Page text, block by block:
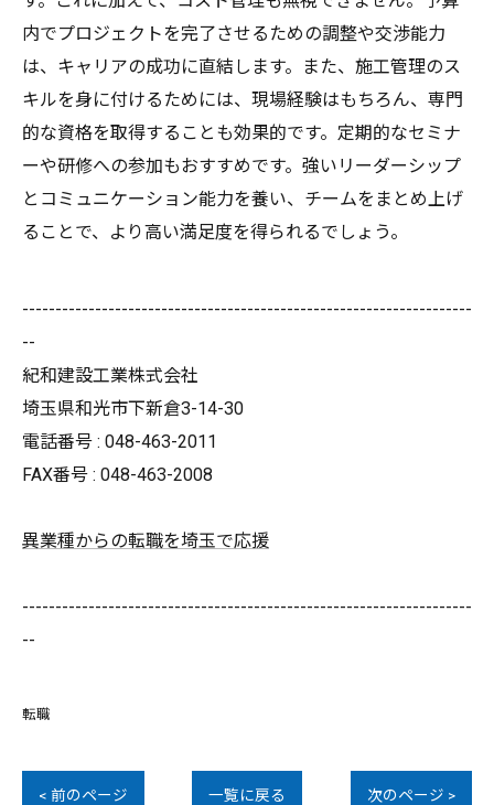
内でプロジェクトを完了させるための調整や交渉能力
は、キャリアの成功に直結します。また、施工管理のス
キルを身に付けるためには、現場経験はもちろん、専門
的な資格を取得することも効果的です。定期的なセミナ
ーや研修への参加もおすすめです。強いリーダーシップ
とコミュニケーション能力を養い、チームをまとめ上げ
ることで、より高い満足度を得られるでしょう。
--------------------------------------------------------------------
--
紀和建設工業株式会社
埼玉県和光市下新倉3-14-30
電話番号 : 048-463-2011
FAX番号 : 048-463-2008
異業種からの転職を埼玉で応援
--------------------------------------------------------------------
--
転職
< 前のページ 一覧に戻る 次のページ >